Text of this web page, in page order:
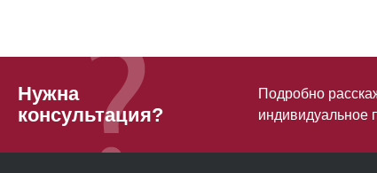
Нужна
консультация?
Подробно
индивидуальное